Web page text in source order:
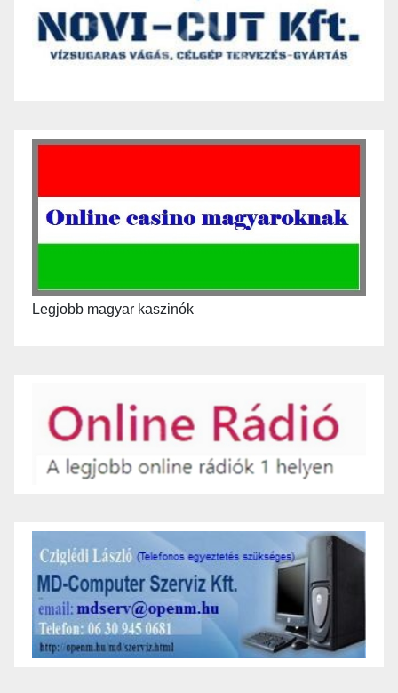
Legjobb magyar kaszinók